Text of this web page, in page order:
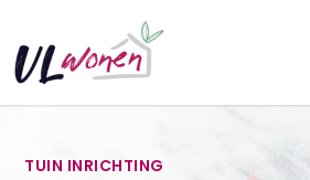
TUIN INRICHTING